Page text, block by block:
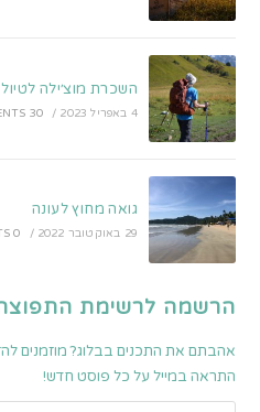
השכרת מוצ׳ילה לטיול
4 באפריל 2023 /
30 COMMENTS
גואה מחוץ לעונה
29 באוקטובר 2022 /
0 COMMENTS
הרשמה לרשימת
אהבתם את התכנים בבלוג? מוזמנים
התראה במייל על כל פוסט חדש!